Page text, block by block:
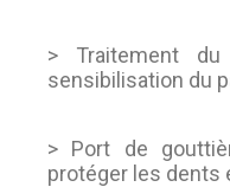
> Traitement
sensibilisation du
> Port de
protéger les dents